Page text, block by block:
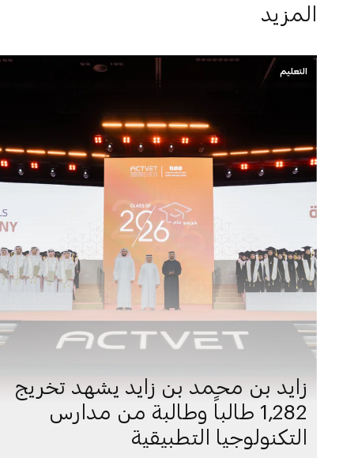
المزيد
التعليم
زايد بن محمد بن زايد يشهد تخريج
1,282 طالباً وطالبة من مدارس
التكنولوجيا التطبيقية